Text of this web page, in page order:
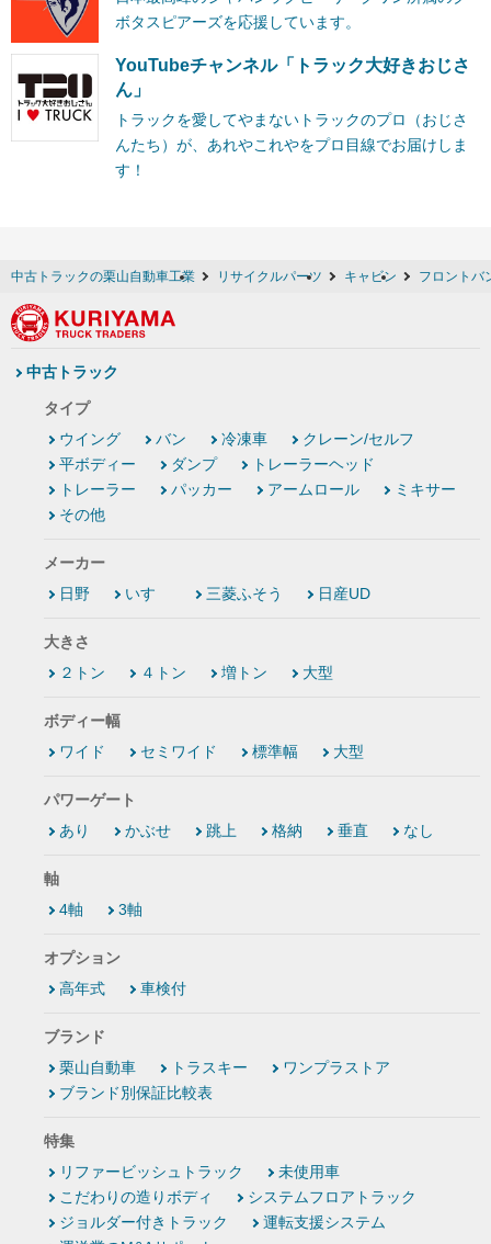
ボタスピアーズを応援しています。
YouTubeチャンネル「トラック大好きおじさ
ん」
トラックを愛してやまないトラックのプロ（おじさ
んたち）が、あれやこれやをプロ目線でお届けしま
す！
中古トラックの栗山自動車工業 リサイクルパーツ キャビン フロントバ
中古トラック
タイプ
ウイング
バン 冷凍車
クレーン/セルフ
平ボディー
ダンプ
トレーラーヘッド
トレーラー
パッカー アームロール
ミキサー
その他
メーカー
日野
いすゞ 三菱ふそう 日産UD
大きさ
２トン
４トン 増トン 大型
ボディー幅
ワイド
セミワイド 標準幅 大型
パワーゲート
あり
かぶせ 跳上 格納 垂直 なし
軸
4軸
3軸
オプション
高年式
車検付
ブランド
栗山自動車
トラスキー
ワンプラストア
ブランド別保証比較表
特集
リファービッシュトラック
未使用車
こだわりの造りボディ
システムフロアトラック
ジョルダー付きトラック
運転支援システム